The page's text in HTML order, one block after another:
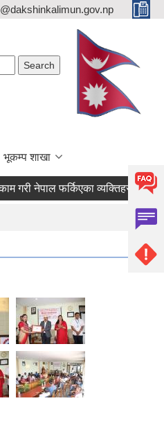
भूकम्प शाखा
गरी नेपाल फर्किएका व्यक्तिहरुको